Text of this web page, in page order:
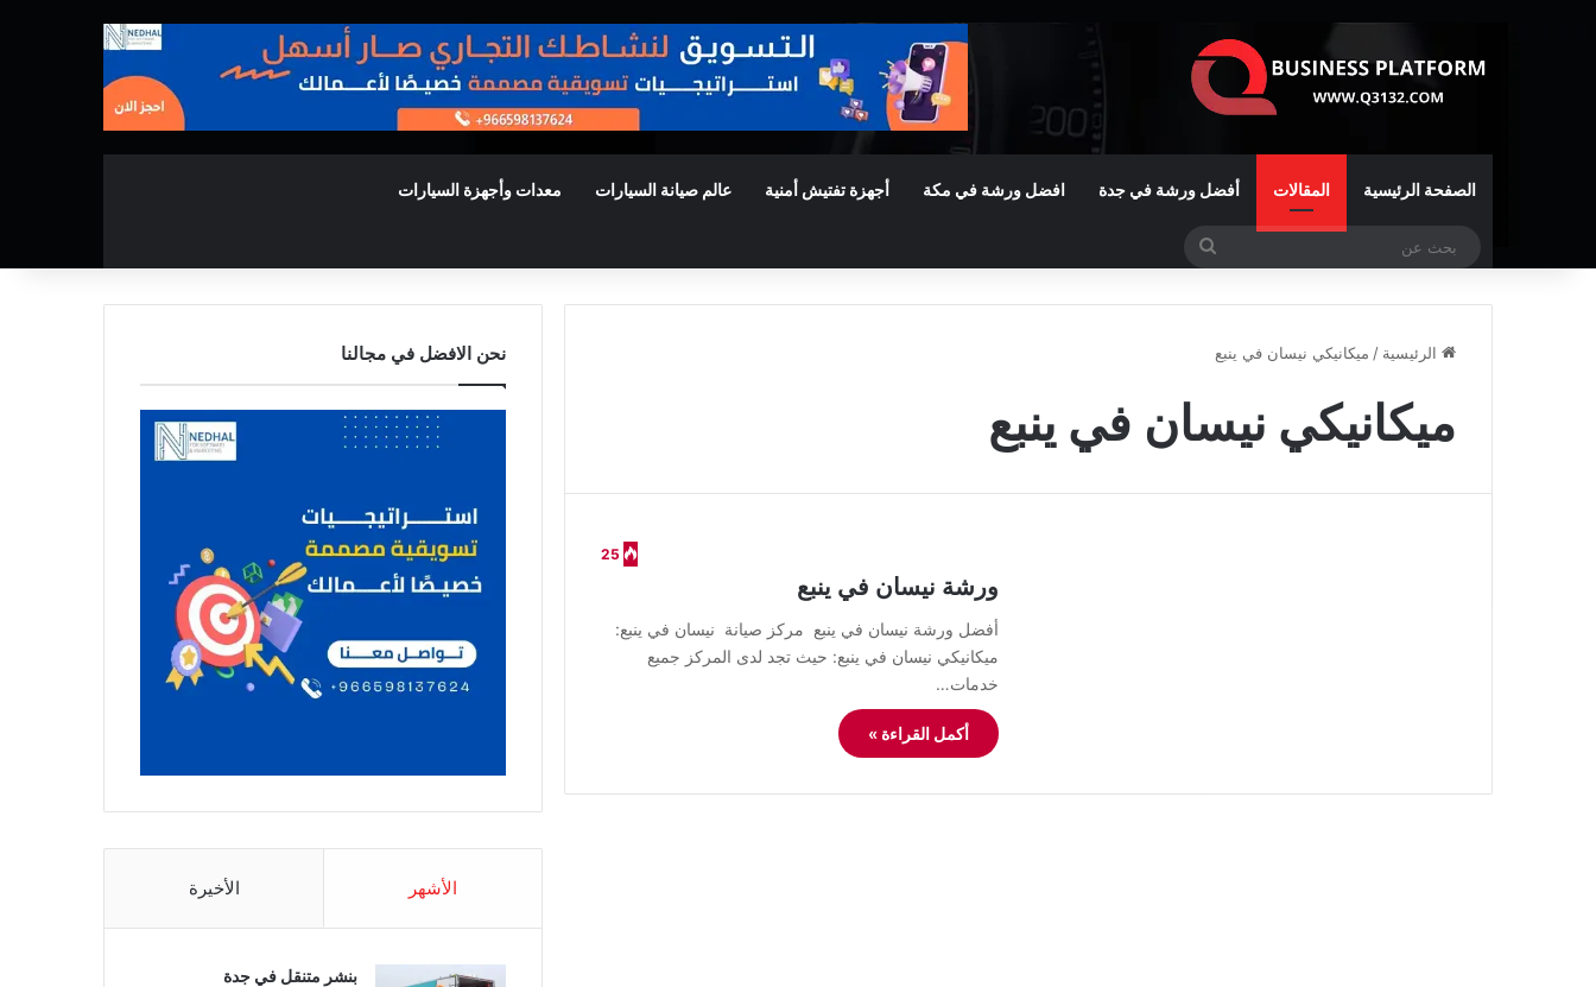
الصفحة الرئيسية المقالات أفضل ورشة في جدة افضل ورشة في مكة أجهزة تفتيش أمنية عالم صيانة السيارات معدات وأجهزة السيارات
الرئيسية / ميكانيكي نيسان في ينبع
ميكانيكي نيسان في ينبع
25
ورشة نيسان في ينبع
أفضل ورشة نيسان في ينبع مركز صيانة نيسان في ينبع:
ميكانيكي نيسان في ينبع: حيث تجد لدى المركز جميع
خدمات…
أكمل القراءة »
نحن الافضل في مجالنا
الأشهر الأخيرة
بنشر متنقل في جدة